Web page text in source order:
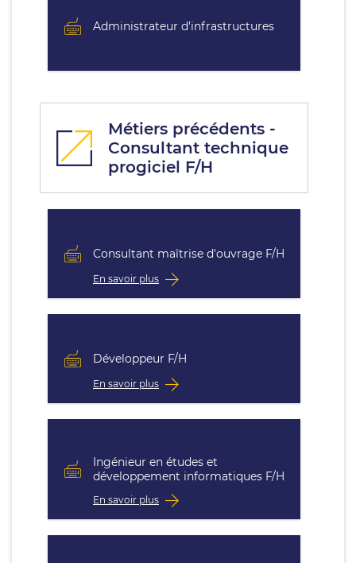
Administrateur d'infrastructures
Métiers précédents -
Consultant technique
progiciel F/H
Consultant maîtrise d'ouvrage F/H
En savoir plus
Développeur F/H
En savoir plus
Ingénieur en études et
développement informatiques F/H
En savoir plus